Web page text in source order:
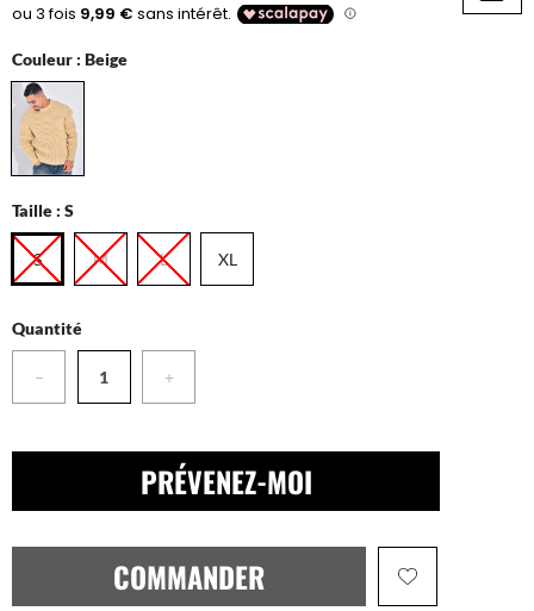
Couleur : Beige
Taille : S
S M L XL
Quantité
− +
PRÉVENEZ-MOI
COMMANDER